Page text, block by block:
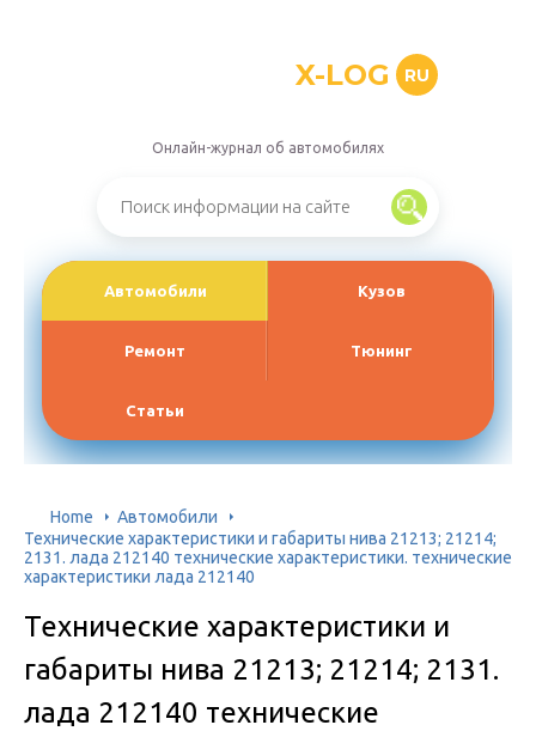
X-LOG RU
Онлайн-журнал об автомобилях
Автомобили Кузов
Ремонт Тюнинг
Статьи
Home
Автомобили
Технические характеристики и габариты нива 21213; 21214;
2131. лада 212140 технические характеристики. технические
характеристики лада 212140
Технические характеристики и
габариты нива 21213; 21214; 2131.
лада 212140 технические